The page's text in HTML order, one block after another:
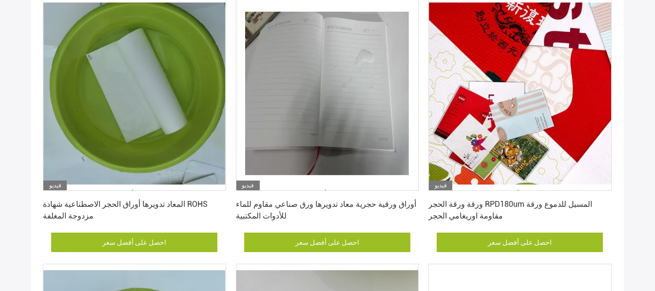
فيديو
المعاد تدويرها أوراق الحجر الاصطناعية شهادة ROHS
مزدوجة المغلفة
احصل على أفضل سعر
فيديو
أوراق ورقية حجرية معاد تدويرها ورق صناعي مقاوم للماء
للأدوات المكتبية
احصل على أفضل سعر
فيديو
ورقة ورقة الحجر RPD180um المسيل للدموع ورقة
مقاومة اوريغامي الحجر
احصل على أفضل سعر